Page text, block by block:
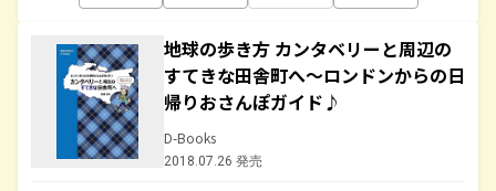
地球の歩き方 カンタベリーと周辺の
すてきな田舎町へ～ロンドンからの日
帰りおさんぽガイド♪
D-Books
2018.07.26 発売